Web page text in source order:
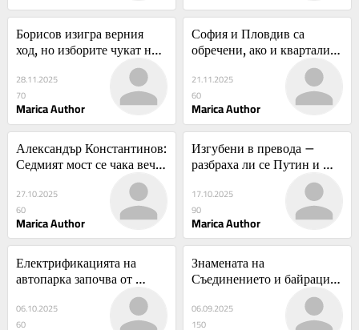
Борисов изигра верния
ход, но изборите чукат на
28.11.2025
70
Marica Author
София и Пловдив са
обречени, ако и кварталите
паркиране
21.11.2025
60
Marica Author
Александър Константинов:
Седмият мост се чака вече
43 години, по план има и
осми
27.10.2025
60
Marica Author
Изгубени в превода –
разбраха ли се Путин и
17.10.2025
90
Marica Author
Електрификацията на
автопарка започва от
06.10.2025
60
Знамената на
Съединението и байраците
06.09.2025
150